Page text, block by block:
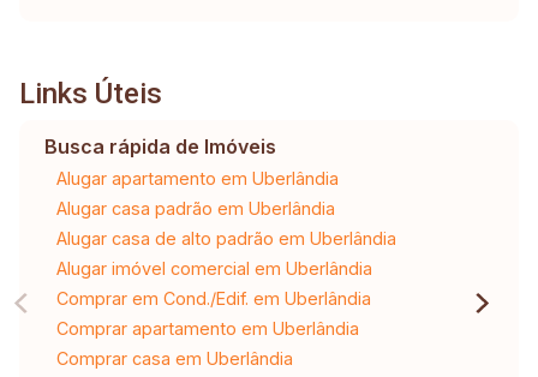
Links Úteis
Busca rápida de Imóveis
Alugar apartamento em Uberlândia
Alugar casa padrão em Uberlândia
Alugar casa de alto padrão em Uberlândia
Alugar imóvel comercial em Uberlândia
Comprar em Cond./Edif. em Uberlândia
Comprar apartamento em Uberlândia
Comprar casa em Uberlândia